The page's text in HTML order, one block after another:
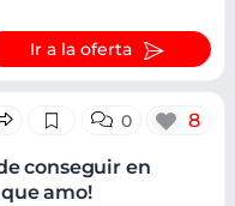
Ir a la oferta
0 8
conseguir en
amo!